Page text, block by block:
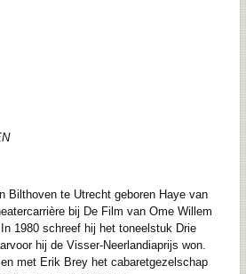
Bilthoven te Utrecht geboren Haye van
bij De Film van Ome Willem
1980 schreef hij het toneelstuk Drie
hij de Visser-Neerlandiaprijs won.
met Erik Brey het cabaretgezelschap